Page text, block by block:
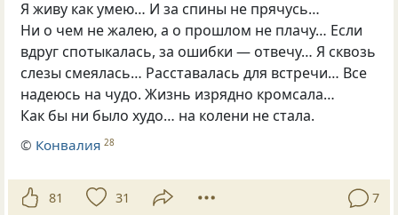
Я живу как умею… И за спины не прячусь…
Ни о чем не жалею, а о прошлом не плачу… Если
вдруг спотыкалась, за ошибки — отвечу… Я сквозь
слезы смеялась… Расставалась для встречи… Все
надеюсь на чудо. Жизнь изрядно кромсала…
Как бы ни было худо… на колени не стала.
© Конвалия 28
81 31 7